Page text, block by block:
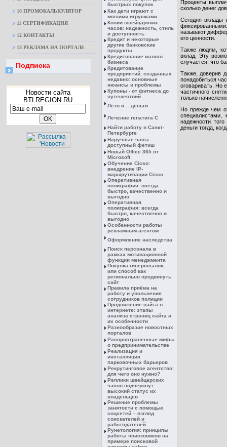
10 ПРОМОКАЛЬКУЛЯТОР
11 СЕРТИФИКАЦИЯ
12 КОНТАКТЫ
13 РЕКЛАМА НА ПОРТАЛЕ
Подписка
Новости сайта
BTLREGION.RU
быстрых покупок
Как дети играют с
мягкими игрушками
Копии швейцарских
часов: надежность, стиль
и доступность
Кредит и некоторые
другие банковские
продукты
Кредитование малого
бизнеса
Кредитование
предприятий, созданных
недавно: основные
нюансы и проблемы
Купоны - от фитнеса до
путешествий
Лето и… деньги
Лечение гепатита С
Найти работу в Санкт-
Петербурге
Наручные часы –
доступный фетиш
Новый Office 365 от
Microsoft
Обучение Cicso:
внедрение IP-
маршрутизации Cisco
Оперативная
полиграфия: всегда
быстро, качественно и
выгодно
Оперативная
полиграфия: всегда
быстро, качественно и
выгодно
Особенности работы
рекламным агентом
Оформление наследства
Поиск персонала в
рамках мотивационной
функции менеджмента
Покупка гиперссылок,
или способ как
регионально продвинуть
сайт
Правила приёма на
работу и увольнения
сотрудников полиции
Продвижение сайта в
интернете: этапы
анализа страниц сайта и
их особенности
Разнообразие новостных
порталов
Распространенные мифы
о предпринимательстве
Реализация и
инсталляция
парковочных барьеров
Рекрутинговое агентство:
для чего оно нужно?
Реплики швейцарских
часов подчеркнут
высокий статус их
владельцев
Решение проблемы
занятости с помощью
соцсетей – взгляд
соискателей и
работодателей
Рунетология: принципы
работы поисковиков на
примере поисковой
Проценты
сколько денег
Сегодня вклады
называют
его ценности.
Также людям,
вклад. Эту
случается, что
Также, доверив
понадобиться
оговаривать. Но
частичного
только
Но прежде чем
надежности
деньги тогда,